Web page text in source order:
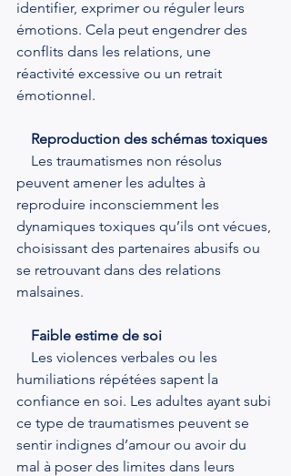
identifier, exprimer ou réguler leurs
émotions. Cela peut engendrer des
conflits dans les relations, une
réactivité excessive ou un retrait
émotionnel.
Reproduction des schémas toxiques
Les traumatismes non résolus
peuvent amener les adultes à
reproduire inconsciemment les
dynamiques toxiques qu’ils ont vécues,
choisissant des partenaires abusifs ou
se retrouvant dans des relations
malsaines.
Faible estime de soi
Les violences verbales ou les
humiliations répétées sapent la
confiance en soi. Les adultes ayant subi
ce type de traumatismes peuvent se
sentir indignes d’amour ou avoir du
mal à poser des limites dans leurs